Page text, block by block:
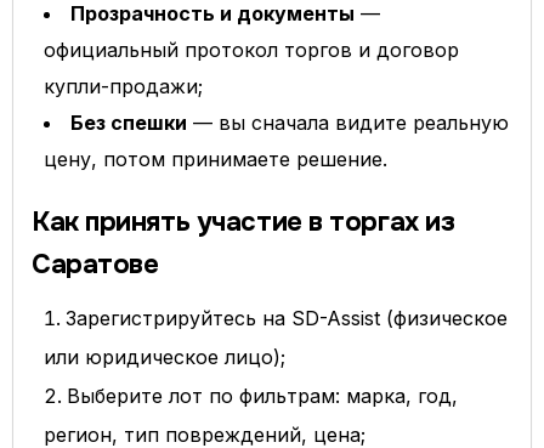
Прозрачность и документы —
официальный протокол торгов и договор
купли-продажи;
Без спешки — вы сначала видите реальную
цену, потом принимаете решение.
Как принять участие в торгах из
Саратове
Зарегистрируйтесь на SD-Assist (физическое
или юридическое лицо);
Выберите лот по фильтрам: марка, год,
регион, тип повреждений, цена;